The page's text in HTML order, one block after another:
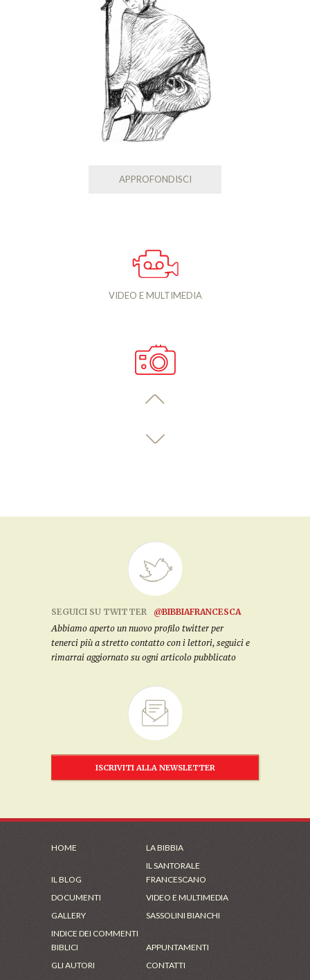
APPROFONDISCI
VIDEO E MULTIMEDIA
SEGUICI SU TWITTER
@BIBBIAFRANCESCA
Abbiamo aperto un nuovo profilo twitter per
tenerci più a stretto contatto con i lettori, seguici e
rimarrai aggiornato su ogni articolo pubblicato
ISCRIVITI ALLA NEWSLETTER
HOME LA BIBBIA
IL BLOG
IL SANTORALE
FRANCESCANO
DOCUMENTI
VIDEO E MULTIMEDIA
GALLERY
SASSOLINI BIANCHI
INDICE DEI COMMENTI
BIBLICI
APPUNTAMENTI
GLI AUTORI
CONTATTI